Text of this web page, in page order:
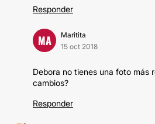
Responder
MA
Maritita
15 oct 2018
Debora no tienes una foto más
cambios?
Responder